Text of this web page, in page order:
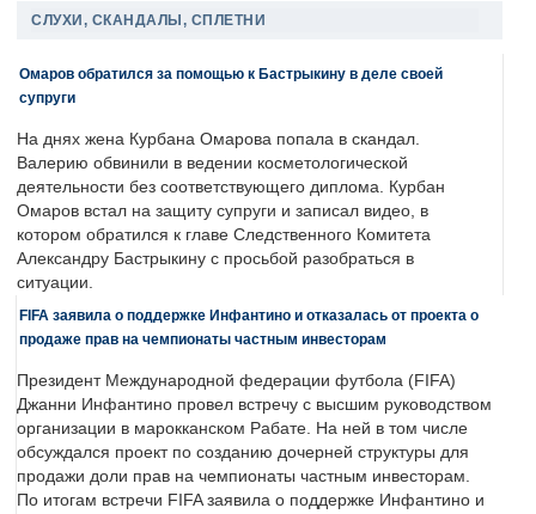
СЛУХИ, СКАНДАЛЫ, СПЛЕТНИ
Омаров обратился за помощью к Бастрыкину в деле своей
супруги
На днях жена Курбана Омарова попала в скандал.
Валерию обвинили в ведении косметологической
деятельности без соответствующего диплома. Курбан
Омаров встал на защиту супруги и записал видео, в
котором обратился к главе Следственного Комитета
Александру Бастрыкину с просьбой разобраться в
ситуации.
FIFA заявила о поддержке Инфантино и отказалась от проекта о
продаже прав на чемпионаты частным инвесторам
Президент Международной федерации футбола (FIFA)
Джанни Инфантино провел встречу с высшим руководством
организации в марокканском Рабате. На ней в том числе
обсуждался проект по созданию дочерней структуры для
продажи доли прав на чемпионаты частным инвесторам.
По итогам встречи FIFA заявила о поддержке Инфантино и